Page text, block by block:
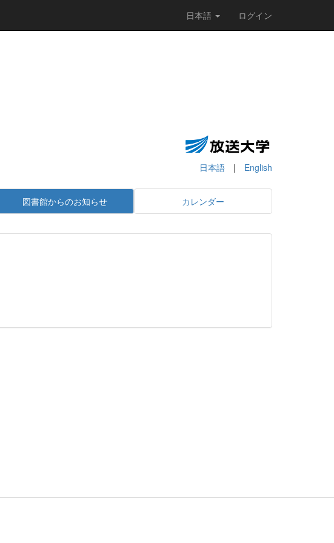
日本語 ログイン
日本語 | English
図書館からのお知らせ カレンダー